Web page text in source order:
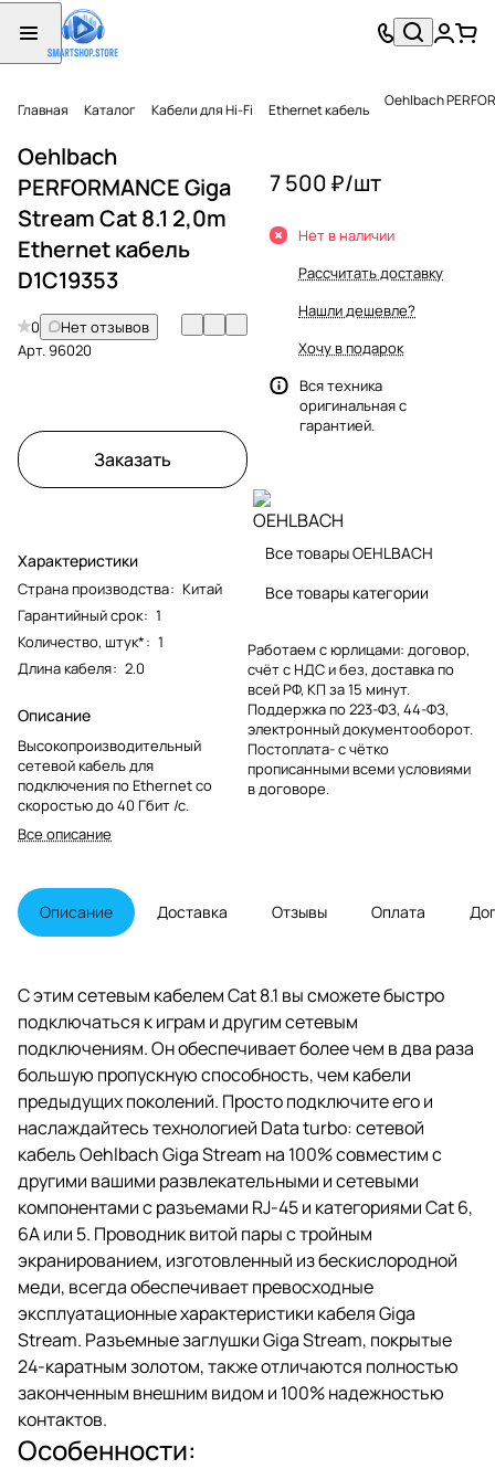
Главная Каталог Кабели для Hi-Fi Ethernet кабель Oehlbach
Oehlbach
PERFORMANCE Giga
Stream Cat 8.1 2,0m
Ethernet кабель
D1C19353
0
Нет отзывов
Арт.96020
Заказать
Характеристики
Страна производства: Китай
Гарантийный срок: 1
Количество, штук*: 1
Длина кабеля: 2.0
Описание
Высокопроизводительный
сетевой кабель для
подключения по Ethernet со
скоростью до 40 Гбит /с.
Все описание
7 500 ₽/шт
Нет в наличии
Рассчитать доставку
Нашли дешевле?
Хочу в подарок
Вся техника
оригинальная с
гарантией.
Все товары OEHLBACH
Все товары категории
Работаем с юрлицами: договор,
счёт с НДС и без, доставка по
всей РФ, КП за 15 минут.
Поддержка по 223-ФЗ, 44-ФЗ,
электронный документооборот.
Постоплата- с чётко
прописанными всеми условиями
в договоре.
Описание Доставка Отзывы Оплата
С этим сетевым кабелем Cat 8.1 вы сможете быстро
подключаться к играм и другим сетевым
подключениям. Он обеспечивает более чем в два раза
большую пропускную способность, чем кабели
предыдущих поколений. Просто подключите его и
наслаждайтесь технологией Data turbo: сетевой
кабель Oehlbach Giga Stream на 100% совместим с
другими вашими развлекательными и сетевыми
компонентами с разъемами RJ-45 и категориями Cat 6,
6A или 5. Проводник витой пары с тройным
экранированием, изготовленный из бескислородной
меди, всегда обеспечивает превосходные
эксплуатационные характеристики кабеля Giga
Stream. Разъемные заглушки Giga Stream, покрытые
24-каратным золотом, также отличаются полностью
законченным внешним видом и 100% надежностью
контактов.
Особенности: